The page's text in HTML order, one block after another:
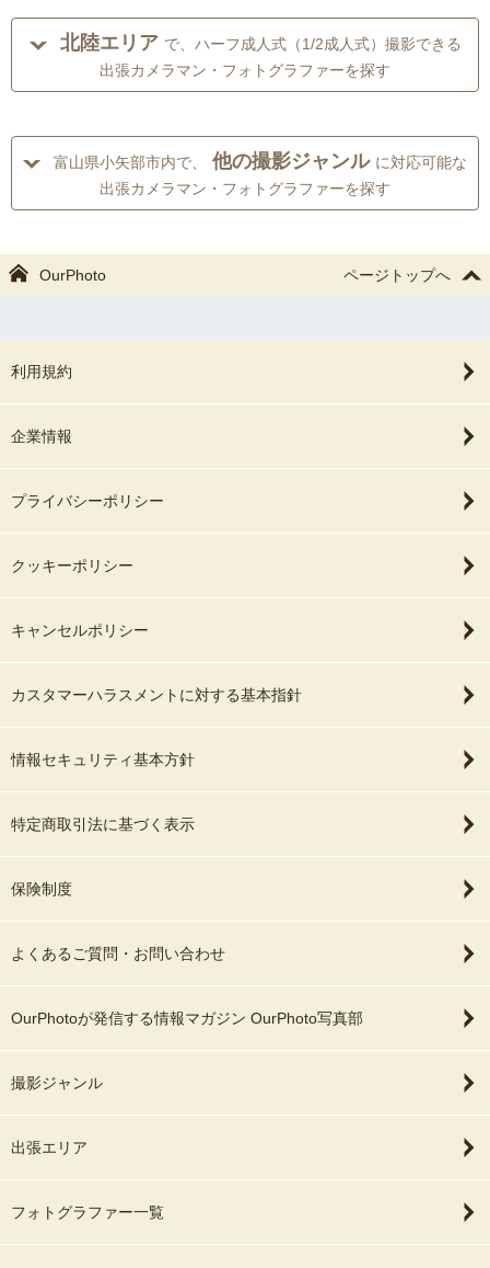
北陸エリア で、ハーフ成人式（1/2成人式）撮影できる
出張カメラマン・フォトグラファーを探す
富山県小矢部市内で、 他の撮影ジャンル に対応可能な
出張カメラマン・フォトグラファーを探す
OurPhoto ページトップへ
利用規約
企業情報
プライバシーポリシー
クッキーポリシー
キャンセルポリシー
カスタマーハラスメントに対する基本指針
情報セキュリティ基本方針
特定商取引法に基づく表示
保険制度
よくあるご質問・お問い合わせ
OurPhotoが発信する情報マガジン OurPhoto写真部
撮影ジャンル
出張エリア
フォトグラファー一覧